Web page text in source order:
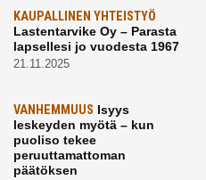
KAUPALLINEN YHTEISTYÖ
Lastentarvike Oy – Parasta
lapsellesi jo vuodesta 1967
21.11.2025
VANHEMMUUS Isyys
leskeyden myötä – kun
puoliso tekee
peruuttamattoman
päätöksen